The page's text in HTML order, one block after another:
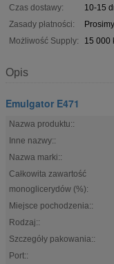
Czas dostawy:
10-15
Zasady płatności:
Możliwość Supply:
15 000
Opis
Emulgator E471
Nazwa produktu::
Inne nazwy::
Nazwa marki::
Całkowita zawartość
monoglicerydów (%):
Miejsce pochodzenia::
Rodzaj::
Szczegóły pakowania::
Port::